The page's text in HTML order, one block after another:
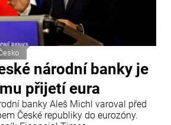
národní banky je
přijetí eura
banky Aleš Michl varoval před
České republiky do eurozóny.